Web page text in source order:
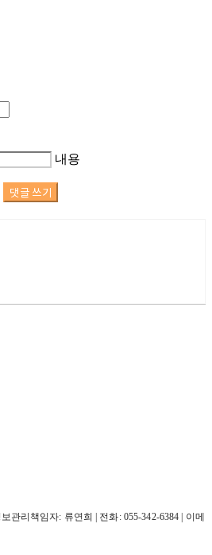
내용
댓글 쓰기
관리책임자: 류연희 | 전화: 055-342-6384 | 이메